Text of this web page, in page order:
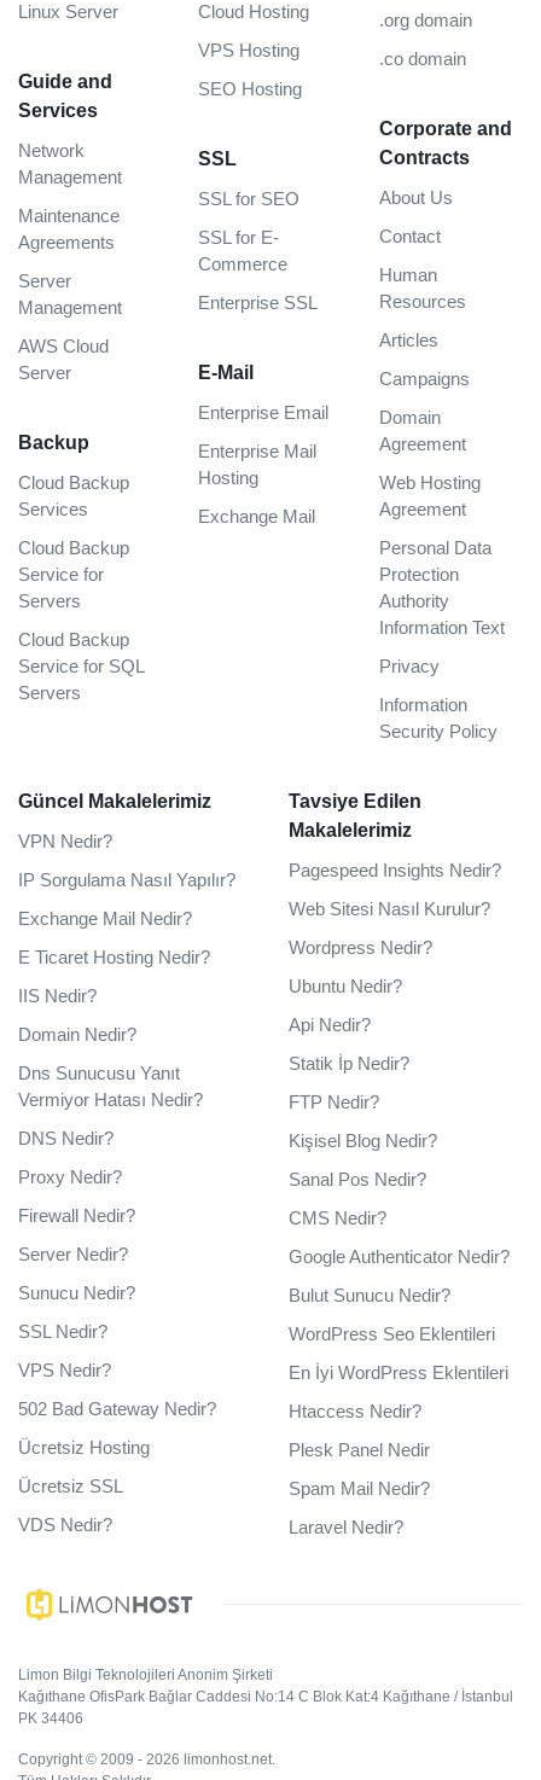
Linux Server
Guide and
Services
Network
Management
Maintenance
Agreements
Server
Management
AWS Cloud
Server
Backup
Cloud Backup
Services
Cloud Backup
Service for
Servers
Cloud Backup
Service for SQL
Servers
Cloud Hosting
VPS Hosting
SEO Hosting
SSL
SSL for SEO
SSL for E-
Commerce
Enterprise SSL
E-Mail
Enterprise Email
Enterprise Mail
Hosting
Exchange Mail
.org domain
.co domain
Corporate and
Contracts
About Us
Contact
Human
Resources
Articles
Campaigns
Domain
Agreement
Web Hosting
Agreement
Personal Data
Protection
Authority
Information Text
Privacy
Information
Security Policy
Güncel Makalelerimiz
VPN Nedir?
IP Sorgulama Nasıl Yapılır?
Exchange Mail Nedir?
E Ticaret Hosting Nedir?
IIS Nedir?
Domain Nedir?
Dns Sunucusu Yanıt
Vermiyor Hatası Nedir?
DNS Nedir?
Proxy Nedir?
Firewall Nedir?
Server Nedir?
Sunucu Nedir?
SSL Nedir?
VPS Nedir?
502 Bad Gateway Nedir?
Ücretsiz Hosting
Ücretsiz SSL
VDS Nedir?
Tavsiye Edilen
Makalelerimiz
Pagespeed Insights Nedir?
Web Sitesi Nasıl Kurulur?
Wordpress Nedir?
Ubuntu Nedir?
Api Nedir?
Statik İp Nedir?
FTP Nedir?
Kişisel Blog Nedir?
Sanal Pos Nedir?
CMS Nedir?
Google Authenticator Nedir?
Bulut Sunucu Nedir?
WordPress Seo Eklentileri
En İyi WordPress Eklentileri
Htaccess Nedir?
Plesk Panel Nedir
Spam Mail Nedir?
Laravel Nedir?
Limon Bilgi Teknolojileri Anonim Şirketi
Kağıthane OfisPark Bağlar Caddesi No:14 C Blok Kat:4 Kağıthane / İstanbul
PK 34406
Copyright © 2009 - 2026 limonhost.net.